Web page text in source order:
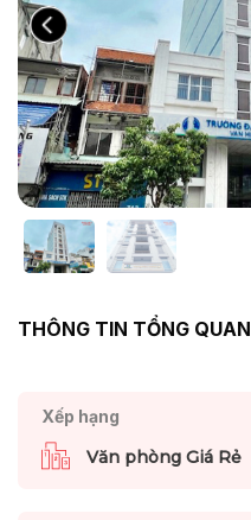
THÔNG TIN TỔNG QUAN
Xếp hạng
Văn phòng Giá Rẻ